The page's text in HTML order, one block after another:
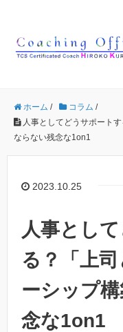
ホーム / コラム /
人事としてどうサポート
ならない残念な1on1
2023.10.25
人事とし
る？「上
ーシップ
念な1on1